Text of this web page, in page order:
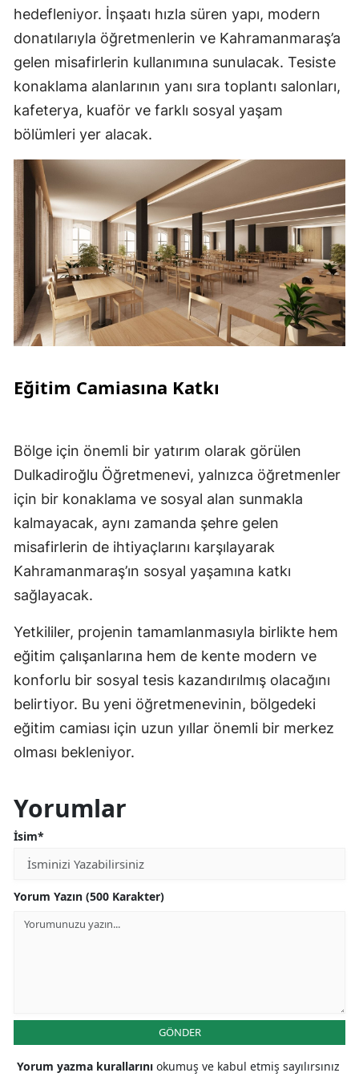
hedefleniyor. İnşaatı hızla süren yapı, modern
donatılarıyla öğretmenlerin ve Kahramanmaraş’a
gelen misafirlerin kullanımına sunulacak. Tesiste
konaklama alanlarının yanı sıra toplantı salonları,
kafeterya, kuaför ve farklı sosyal yaşam
bölümleri yer alacak.
Eğitim Camiasına Katkı
Bölge için önemli bir yatırım olarak görülen
Dulkadiroğlu Öğretmenevi, yalnızca öğretmenler
için bir konaklama ve sosyal alan sunmakla
kalmayacak, aynı zamanda şehre gelen
misafirlerin de ihtiyaçlarını karşılayarak
Kahramanmaraş’ın sosyal yaşamına katkı
sağlayacak.
Yetkililer, projenin tamamlanmasıyla birlikte hem
eğitim çalışanlarına hem de kente modern ve
konforlu bir sosyal tesis kazandırılmış olacağını
belirtiyor. Bu yeni öğretmenevinin, bölgedeki
eğitim camiası için uzun yıllar önemli bir merkez
olması bekleniyor.
Yorumlar
İsim*
Yorum Yazın (500 Karakter)
GÖNDER
Yorum yazma kurallarını okumuş ve kabul etmiş sayılırsınız